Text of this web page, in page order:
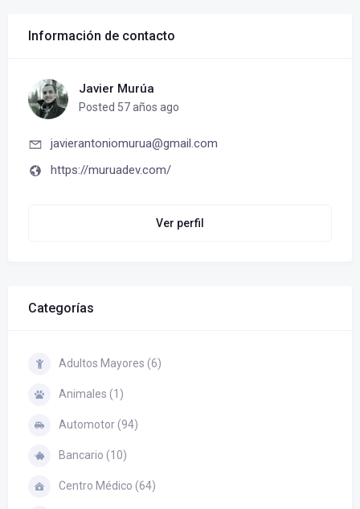
Información de contacto
Javier Murúa
Posted 57 años ago
javierantoniomurua@gmail.com
https://muruadev.com/
Ver perfil
Categorías
Adultos Mayores (6)
Animales (1)
Automotor (94)
Bancario (10)
Centro Médico (64)